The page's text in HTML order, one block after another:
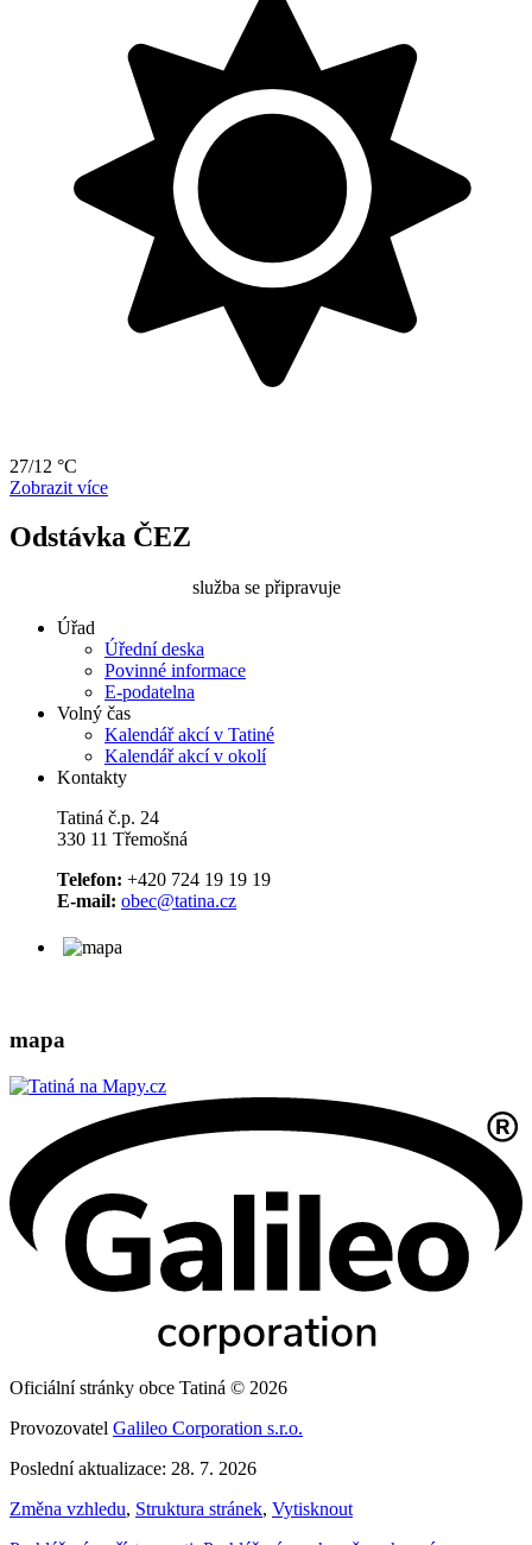
27/12 °C
Zobrazit více
Odstávka ČEZ
služba se připravuje
Úřad
Úřední deska
Povinné informace
E-podatelna
Volný čas
Kalendář akcí v Tatiné
Kalendář akcí v okolí
Kontakty
Tatiná č.p. 24
330 11 Třemošná
Telefon: +420 724 19 19 19
E-mail: obec@tatina.cz
mapa
Oficiální stránky obce Tatiná © 2026
Provozovatel Galileo Corporation s.r.o.
Poslední aktualizace: 28. 7. 2026
Změna vzhledu, Struktura stránek, Vytisknout